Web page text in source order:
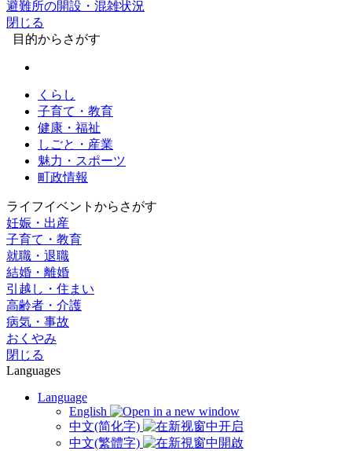
避難所の開設・混雑状況
閉じる
目的からさがす
くらし
子育て・教育
健康・福祉
しごと・産業
魅力・スポーツ
町政情報
ライフイベントからさがす
妊娠・出産
子育て・教育
就職・退職
結婚・離婚
引越し・住まい
高齢者・介護
病気・事故
おくやみ
閉じる
Languages
Language
English
中文(简化字)
中文(繁體字)